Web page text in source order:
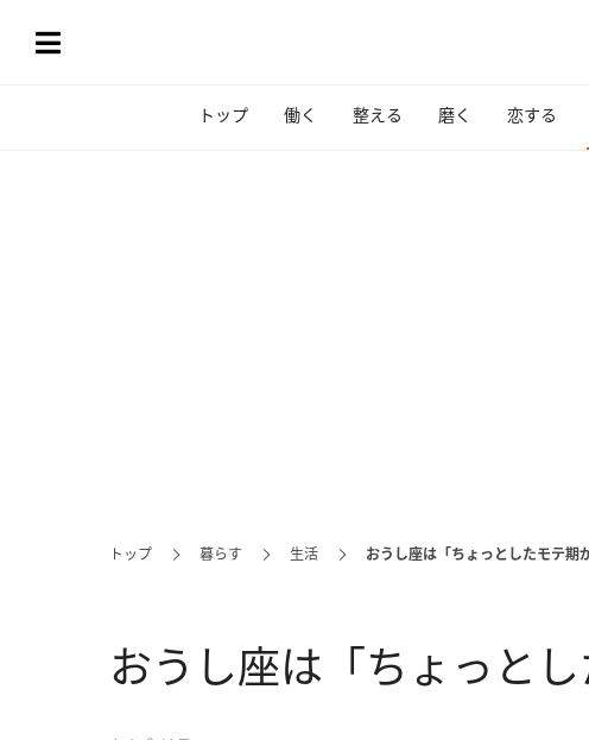
トップ 働く 整える 磨く 恋する
トップ 暮らす 生活 おうし座は「ちょっとしたモテ期
おうし座は「ちょっとし